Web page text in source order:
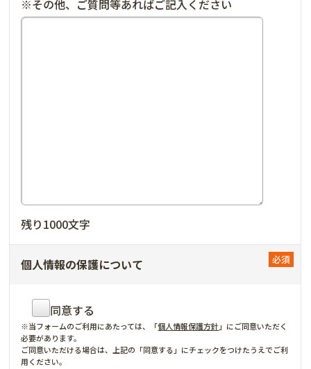
※その他、ご質問等あればご記入ください
残り1000文字
個人情報の保護について
同意する
※当フォームのご利用にあたっては、「個人情報保護方針」にご同意いただく
必要があります。
ご同意いただける場合は、上記の「同意する」にチェックをつけたうえでご利
用ください。